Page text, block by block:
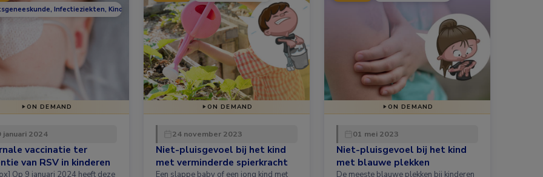
Infectieziekten, Kindergeneeskunde
ON DEMAND
januari 2024
vaccinatie ter
van RSV in kinderen
ON DEMAND
24 november 2023
Niet-pluisgevoel bij het kind
met verminderde spierkracht
ON DEMAND
01 mei 2023
Niet-pluisgevoel bij het kind
met blauwe plekken